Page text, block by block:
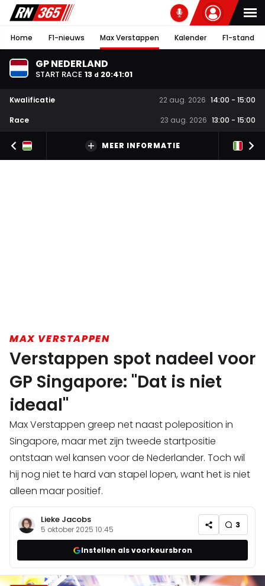
Home F1-nieuws Max Verstappen Kalender F1-stand
GP NEDERLAND
START RACE 13 d 20:41:01
Kwalificatie 22 aug. 2026 14:00 - 15:00
Race
23 aug. 2026 13:00 - 15:00
MEER INFORMATIE
MAX VERSTAPPEN
Verstappen spot nadeel voor
GP Singapore: "Dat is niet
ideaal"
Max Verstappen greep net naast poleposition in
Singapore, maar met zijn tweede startpositie
ontstaan wel kansen voor de Nederlander. Toch wil
hij nog niet te hard van stapel lopen, want het is niet
alleen maar positief.
Lieke Jacobs
5 oktober 2025 10:45 3
Instellen als voorkeursbron